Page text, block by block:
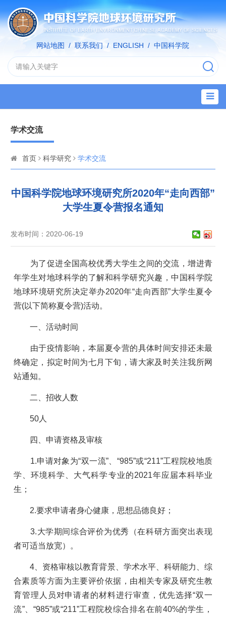
网站地图 / 联系我们 / ENGLISH / 中国科学院
学术交流
首页 科学研究 学术交流
中国科学院地球环境研究所2020年“走向西部”
大学生夏令营报名通知
发布时间：2020-06-19
为了促进全国高校优秀大学生之间的交流，增进青
年学生对地球科学的了解和科学研究兴趣，中国科学院
地球环境研究所决定举办2020年“走向西部”大学生夏令
营(以下简称夏令营)活动。
一、活动时间
由于疫情影响，本届夏令营的具体时间安排还未最
终确定，拟定时间为七月下旬，请大家及时关注我所网
站通知。
二、招收人数
50 人
四、申请资格及审核
1.申请对象为“双一流”、“985”或“211”工程院校地质
学、环境科学、大气科学专业的2021年应届本科毕业
生；
2.要求申请者身心健康，思想品德良好；
3.大学期间综合评价为优秀（在科研方面突出表现
者可适当放宽）。
4 、资格审核以教育背景、学术水平、科研能力、综
合素质等方面为主要评价依据，由相关专家及研究生教
育管理人员对申请者的材料进行审查，优先选择“双一
流”、“985”或“211”工程院校综合排名在前40%的学生，